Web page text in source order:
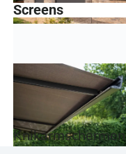
Screens
Knikarmschermen